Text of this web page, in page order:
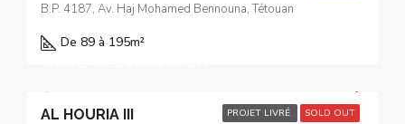
B.P. 4187, Av. Haj Mohamed Bennouna, Tétouan
De 89 à 195m²
PROJET LIVRÉ SOLD OUT
AL HOURIA III